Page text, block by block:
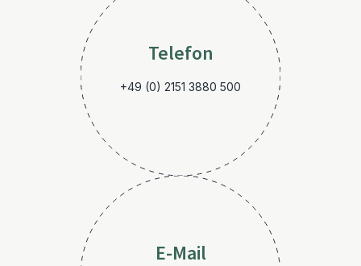
Telefon
+49 (0) 2151 3880 500
E-Mail